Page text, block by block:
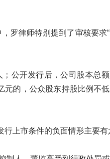
罗律师特别提到了审核要求
公开发行后，公司股本总
的，公众股东持股比例不低
上市条件的负面情形主要有